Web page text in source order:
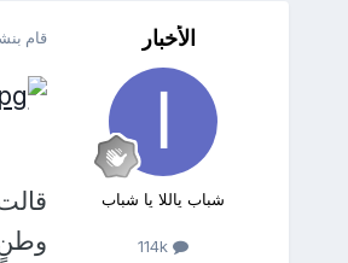
الأخبار
شباب ياللا يا شباب
114k
قام
وطنٍ